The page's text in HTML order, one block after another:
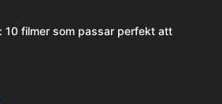
10 filmer som passar perfekt att